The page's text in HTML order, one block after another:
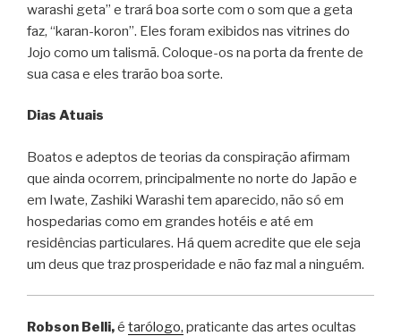
warashi geta” e trará boa sorte com o som que a geta
faz, “karan-koron”. Eles foram exibidos nas vitrines do
Jojo como um talismã. Coloque-os na porta da frente de
sua casa e eles trarão boa sorte.
Dias Atuais
Boatos e adeptos de teorias da conspiração afirmam
que ainda ocorrem, principalmente no norte do Japão e
em Iwate, Zashiki Warashi tem aparecido, não só em
hospedarias como em grandes hotéis e até em
residências particulares. Há quem acredite que ele seja
um deus que traz prosperidade e não faz mal a ninguém.
Robson Belli,é tarólogo, praticante das artes ocultas